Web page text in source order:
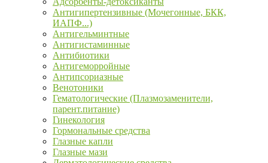
Антигипертензивные (Мочегонные, БКК,
ИАПФ...)
Антигельминтные
Антигистаминные
Антибиотики
Антигеморройные
Антипсориазные
Венотоники
Гематологические (Плазмозаменители,
парент.питание)
Гинекология
Гормональные средства
Глазные капли
Глазные мази